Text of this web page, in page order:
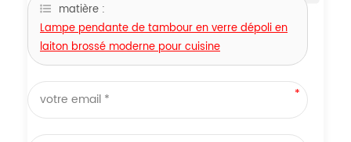
matière :
Lampe pendante de tambour en verre dépoli en
laiton brossé moderne pour cuisine